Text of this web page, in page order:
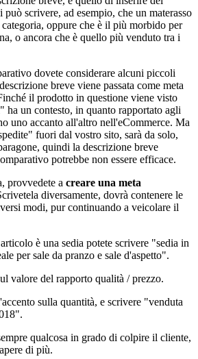
può scrivere, ad esempio, che un materasso
oppure che è il più morbido per
o ancora che è quello più venduto tra i
dovete considerare alcuni piccoli
breve viene passata come meta
il prodotto in questione viene visto
ha un contesto, in quanto rapportato agli
uno accanto all'altro nell'eCommerce. Ma
fuori dal vostro sito, sarà da solo,
quindi la descrizione breve
potrebbe non essere efficace.
provvedete a creare una meta
diversamente, dovrà contenere le
modi, pur continuando a veicolare il
è una sedia potete scrivere "sedia in
per sale da pranzo e sale d'aspetto".
valore del rapporto qualità / prezzo.
sulla quantità, e scrivere "venduta
qualcosa in grado di colpire il cliente,
di più.